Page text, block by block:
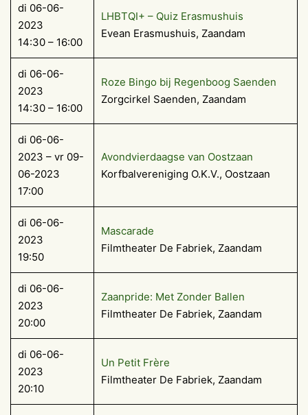
di 06-06-
2023
14:30 – 16:00
LHBTQI+ – Quiz Erasmushuis
Evean Erasmushuis, Zaandam
di 06-06-
2023
14:30 – 16:00
Roze Bingo bij Regenboog Saenden
Zorgcirkel Saenden, Zaandam
di 06-06-
2023 – vr 09-
06-2023
17:00
Avondvierdaagse van Oostzaan
Korfbalvereniging O.K.V., Oostzaan
di 06-06-
2023
19:50
Mascarade
Filmtheater De Fabriek, Zaandam
di 06-06-
2023
20:00
Zaanpride: Met Zonder Ballen
Filmtheater De Fabriek, Zaandam
di 06-06-
2023
20:10
Un Petit Frère
Filmtheater De Fabriek, Zaandam